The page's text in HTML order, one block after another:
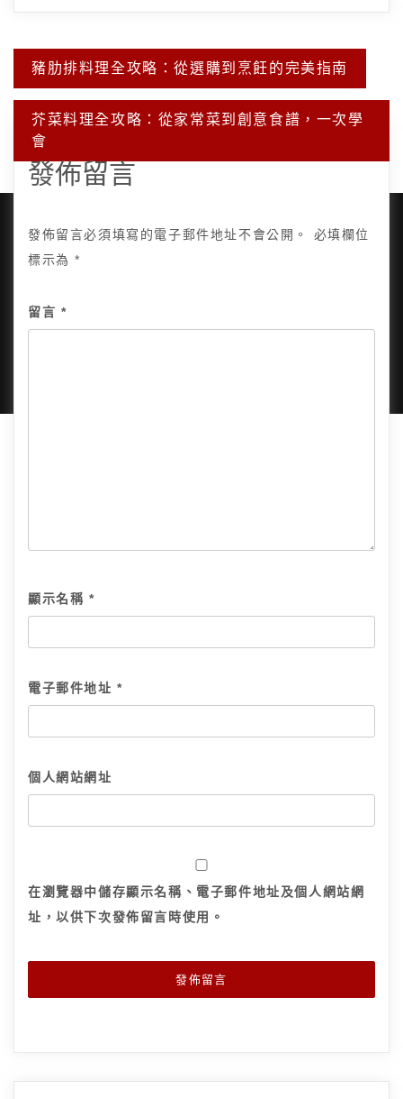
文
章
導
覽
豬肋排料理全攻略：從選購到烹飪的完美指南
芥菜料理全攻略：從家常菜到創意食譜，一次學
會
發佈留言
發佈留言必須填寫的電子郵件地址不會公開。
必填欄位
標示為*
留言 *
顯示名稱 *
電子郵件地址*
個人網站網址
在瀏覽器中儲存顯示名稱、電子郵件地址及個人網站網
址，以供下次發佈留言時使用。
隱私政策 網站地圖 全部文章